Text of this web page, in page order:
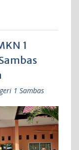
1
1 Sambas